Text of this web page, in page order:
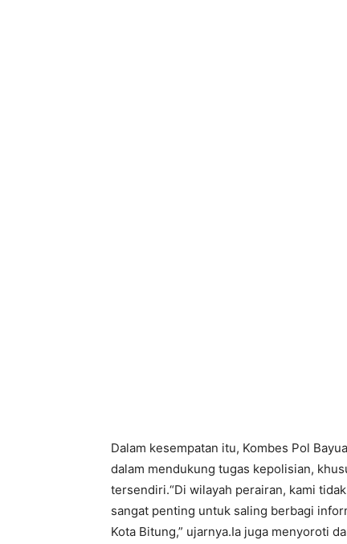
Dalam kesempatan itu, Kombes Pol
dalam mendukung tugas kepolisian,
tersendiri.“Di wilayah perairan, kami
sangat penting untuk saling berbagi
Kota Bitung,” ujarnya.Ia juga menyoroti